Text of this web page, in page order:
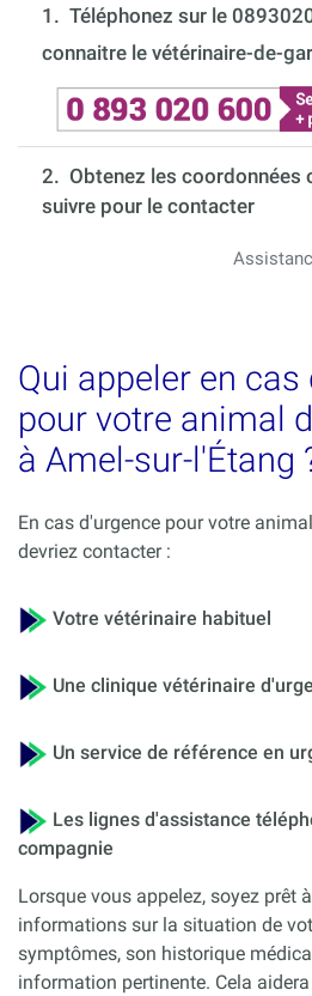
1. Téléphonez sur le
connaitre le vétérinaire-de-
2. Obtenez les coordonnées
suivre pour le contacter
Qui appeler en cas
pour votre animal
à Amel-sur-l'Étang
En cas d'urgence pour votre
devriez contacter :
Votre vétérinaire habituel
Une clinique vétérinaire
Un service de référence en
Les lignes d'assistance
compagnie
Lorsque vous appelez, soyez prêt
informations sur la situation de
symptômes, son historique
information pertinente. Cela